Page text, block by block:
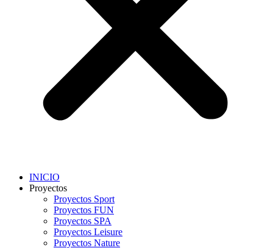
INICIO
Proyectos
Proyectos Sport
Proyectos FUN
Proyectos SPA
Proyectos Leisure
Proyectos Nature